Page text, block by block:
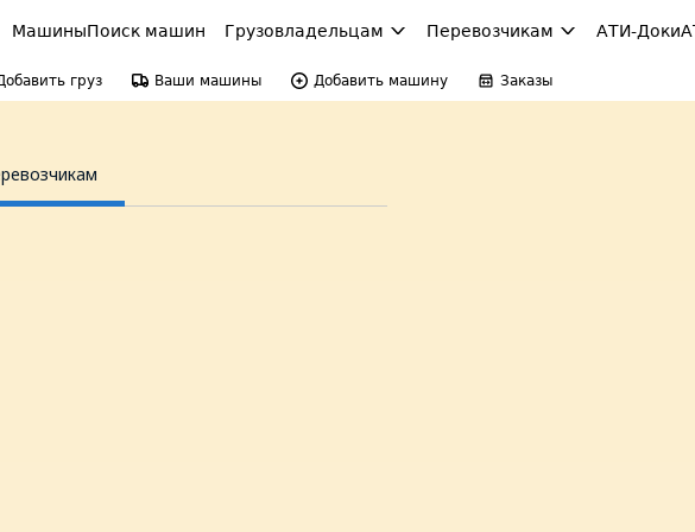
МашиныПоиск машин Грузовладельцам Перевозчикам АТИ-Доки
груз Ваши машины Добавить машину Заказы